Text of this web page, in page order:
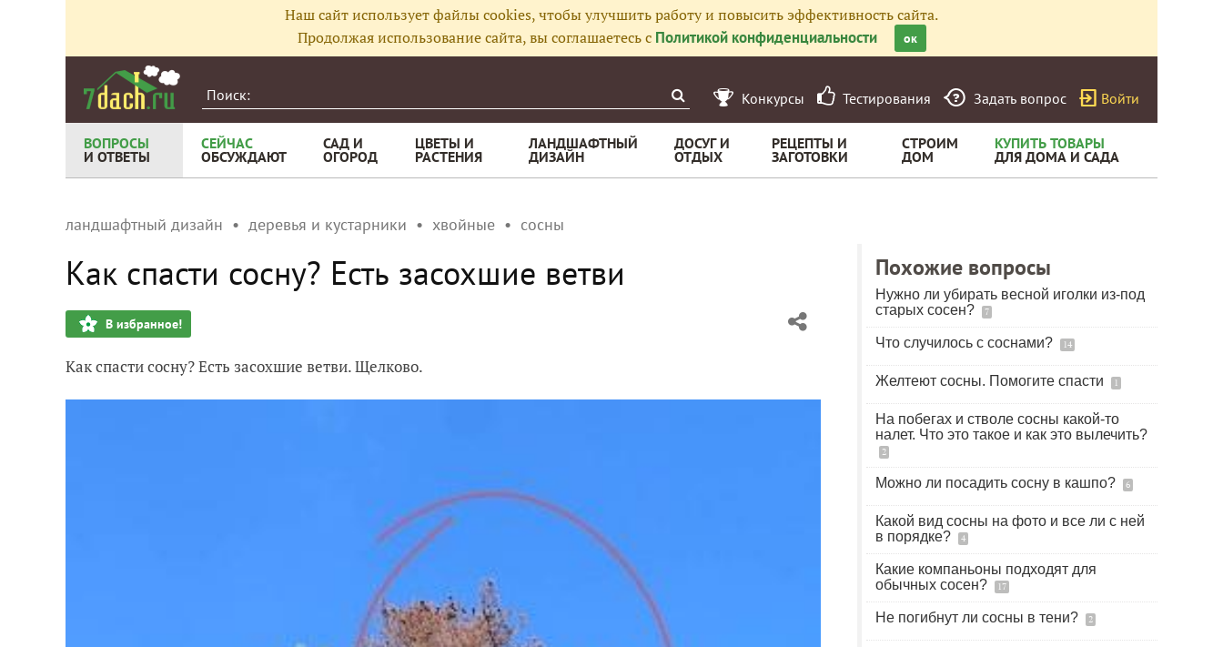
Наш сайт использует файлы cookies, чтобы улучшить работу и повысить эффективность сайта.
Продолжая использование сайта, вы соглашаетесь с Политикой конфиденциальности ок
Конкурсы Тестирования Задать вопрос Войти
ВОПРОСЫ
И ОТВЕТЫ
СЕЙЧАС
ОБСУЖДАЮТ
САД И
ОГОРОД
ЦВЕТЫ И
РАСТЕНИЯ
ЛАНДШАФТНЫЙ
ДИЗАЙН
ДОСУГ И
ОТДЫХ
РЕЦЕПТЫ И
ЗАГОТОВКИ
СТРОИМ
ДОМ
КУПИТЬ ТОВАРЫ
ДЛЯ ДОМА И САДА
ландшафтный дизайн деревья и кустарники хвойные сосны
Как спасти сосну? Есть засохшие ветви
В избранное!
Как спасти сосну? Есть засохшие ветви. Щелково.
Похожие вопросы
Нужно ли убирать весной иголки из-под
старых сосен?
7
Что случилось с соснами? 14
Желтеют сосны. Помогите спасти 1
На побегах и стволе сосны какой-то
налет. Что это такое и как это вылечить?
2
Можно ли посадить сосну в кашпо? 6
Какой вид сосны на фото и все ли с ней
в порядке?
4
Какие компаньоны подходят для
обычных сосен?
17
Не погибнут ли сосны в тени? 2